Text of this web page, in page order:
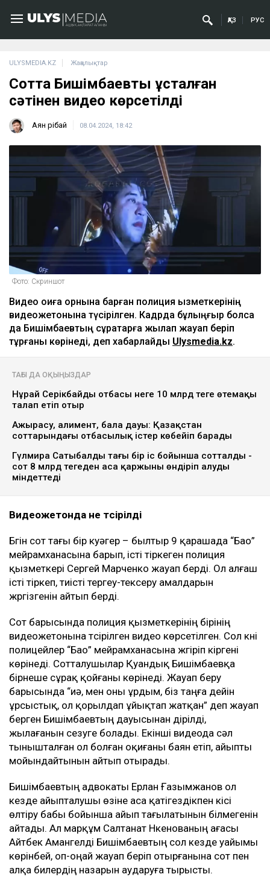
ҚАЗ РУС
ULYSMEDIA.KZ Жаңалықтар
Сотта Бишімбаевтың ұсталған
сәтінен видео көрсетілді
Аян Өрібай 08.04.2024, 18:42
Фото: Скриншот
Видео оқиға орнына барған полиция қызметкерінің
видеожетонына түсірілген. Кадрда бұлыңғыр болса
да Бишімбаевтың сұрақтарға жылап жауап беріп
тұрғаны көрінеді, деп хабарлайды Ulysmedia.kz.
ТАҒЫ ДА ОҚЫҢЫЗДАР
Нұрай Серікбайдың отбасы неге 10 млрд теңге өтемақы
талап етіп отыр
Ажырасу, алимент, бала дауы: Қазақстан
соттарындағы отбасылық істер көбейіп барады
Гүлмира Сатыбалды тағы бір іс бойынша сотталды -
сот 8 млрд теңгеден аса қаржыны өндіріп алуды
міндеттеді
Видеожетонда не түсірілді
Бүгін сот тағы бір куәгер – былтыр 9 қарашада “Бао”
мейрамханасына барып, істі тіркеген полиция
қызметкері Сергей Марченко жауап берді. Ол алғаш
істі тіркеп, тиісті тергеу-тексеру амалдарын
жүргізгенін айтып берді.
Сот барысында полиция қызметкерінің бірінің
видеожетонына түсірілген видео көрсетілген. Сол күні
полицейлер “Бао” мейрамханасына жүгіріп кіргені
көрінеді. Сотталушылар Қуандық Бишімбаевқа
бірнеше сұрақ қойғаны көрінеді. Жауап беру
барысында “иә, мен оны ұрдым, біз таңға дейін
ұрсыстық, ол қорылдап ұйықтап жатқан” деп жауап
берген Бишімбаевтың дауысынан дірілді,
жылағанын сезуге болады. Екінші видеода сәл
тынышталған ол болған оқиғаны баян етіп, айыпты
мойындайтынын айтып отырады.
Бишімбаевтың адвокаты Ерлан Ғазымжанов ол
кезде айыпталушы өзіне аса қатігездікпен кісі
өлтіру бабы бойынша айып тағылатынын білмегенін
айтады. Ал марқұм Салтанат Нүкенованың ағасы
Айтбек Амангелді Бишімбаевтың сол кезде уайымы
көрінбей, оп-оңай жауап беріп отырғанына сот пен
алқа билердің назарын аударуға тырысты.